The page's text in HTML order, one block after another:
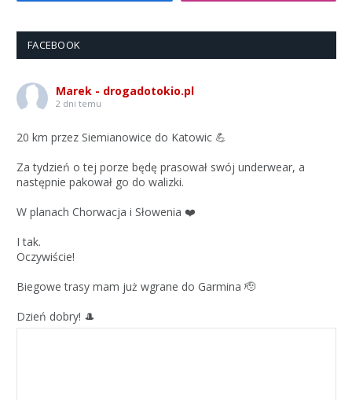
FACEBOOK
Marek - drogadotokio.pl
2 dni temu
20 km przez Siemianowice do Katowic 💪
Za tydzień o tej porze będę prasował swój underwear, a
następnie pakował go do walizki.
W planach Chorwacja i Słowenia ❤️
I tak.
Oczywiście!
Biegowe trasy mam już wgrane do Garmina 🫡
Dzień dobry! 🎩